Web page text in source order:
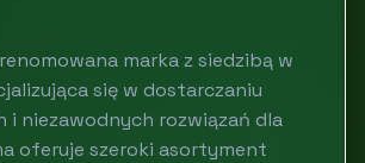
marka z siedzibą w
się w dostarczaniu
i niezawodnych rozwiązań dla
oferuje szeroki asortyment